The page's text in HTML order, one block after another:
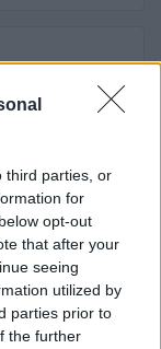
third parties, or
for
opt-out
that after your
seeing
utilized by
parties prior to
the further